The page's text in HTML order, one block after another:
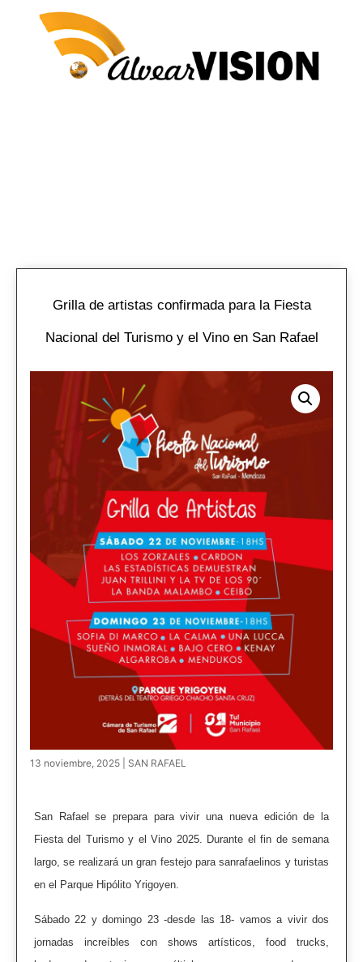
Grilla de artistas confirmada para la Fiesta
Nacional del Turismo y el Vino en San Rafael
13 noviembre, 2025 | SAN RAFAEL
San Rafael se prepara para vivir una nueva edición de la
Fiesta del Turismo y el Vino 2025. Durante el fin de semana
largo, se realizará un gran festejo para sanrafaelinos y turistas
en el Parque Hipólito Yrigoyen.
Sábado 22 y domingo 23 -desde las 18- vamos a vivir dos
jornadas increíbles con shows artísticos, food trucks,